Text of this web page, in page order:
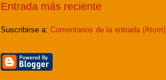
Entrada más reciente
Suscribirse a: Comentarios de la entrada (Atom)